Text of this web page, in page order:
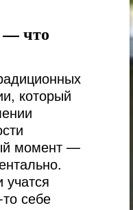
— что
который
момент —
себе